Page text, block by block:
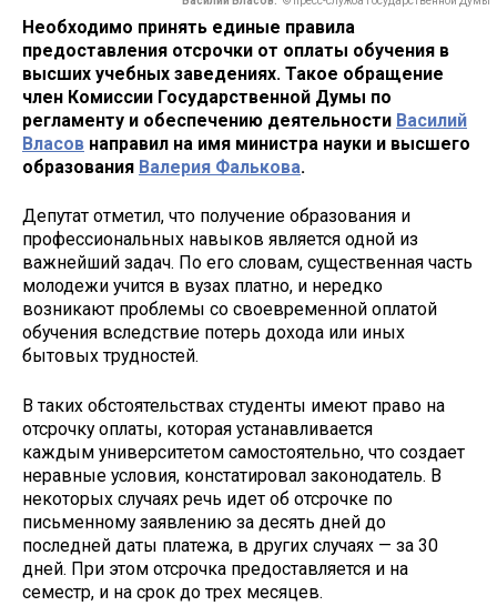
Необходимо принять единые правила
предоставления отсрочки от оплаты обучения в
высших учебных заведениях. Такое обращение
член Комиссии Государственной Думы по
регламенту и обеспечению деятельности Василий
Власов направил на имя министра науки и высшего
образования Валерия Фалькова.
Депутат отметил, что получение образования и
профессиональных навыков является одной из
важнейший задач. По его словам, существенная часть
молодежи учится в вузах платно, и нередко
возникают проблемы со своевременной оплатой
обучения вследствие потерь дохода или иных
бытовых трудностей.
В таких обстоятельствах студенты имеют право на
отсрочку оплаты, которая устанавливается
каждым университетом самостоятельно, что создает
неравные условия, констатировал законодатель. В
некоторых случаях речь идет об отсрочке по
письменному заявлению за десять дней до
последней даты платежа, в других случаях — за 30
дней. При этом отсрочка предоставляется и на
семестр, и на срок до трех месяцев.